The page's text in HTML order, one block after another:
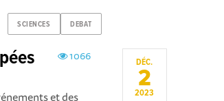
SCIENCES DEBAT
DÉC.
2
2023
1066
et des